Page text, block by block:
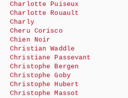
Charlotte Puiseux
Charlotte Rouault
Charly
Cheru Corisco
Chien Noir
Christian Waddle
Christiane Passevant
Christophe Bergen
Christophe Goby
Christophe Hubert
Christophe Massot